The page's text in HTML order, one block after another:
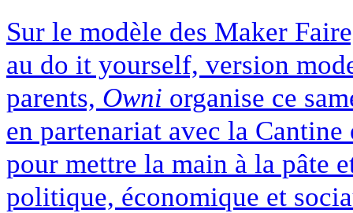
Sur le modèle des Maker
au do it yourself, version
parents, Owni organise ce
en partenariat avec la
pour mettre la main à la pâte
politique, économique et